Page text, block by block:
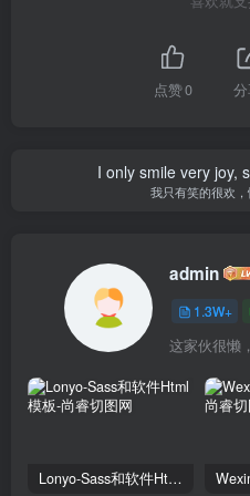
点赞0
I only smile very joy,
我只有笑的很欢
admin
1.3W+
这家伙很懒
Lonyo-Sass和软件Html模板